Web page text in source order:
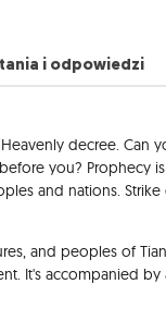
i odpowiedzi
decree. Can
you? Prophecy
and nations.
and peoples of
It's accompanied by